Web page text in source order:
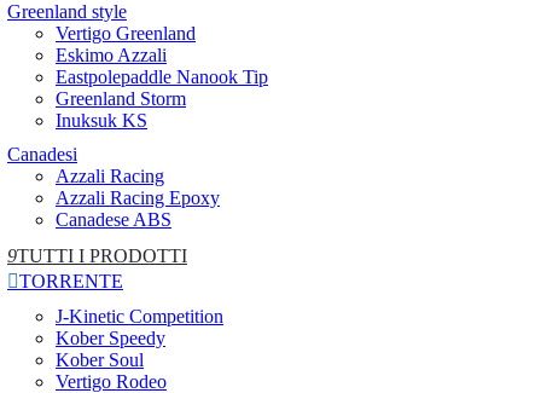
Greenland style
Vertigo Greenland
Eskimo Azzali
Eastpolepaddle Nanook Tip
Greenland Storm
Inuksuk KS
Canadesi
Azzali Racing
Azzali Racing Epoxy
Canadese ABS
9TUTTI I PRODOTTI
TORRENTE
J-Kinetic Competition
Kober Speedy
Kober Soul
Vertigo Rodeo